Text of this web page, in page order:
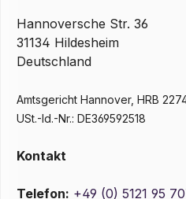
Hannoversche Str. 36
31134 Hildesheim
Deutschland
Amtsgericht Hannover, HRB
USt.-Id.-Nr.: DE369592518
Kontakt
Telefon: +49 (0) 5121 95